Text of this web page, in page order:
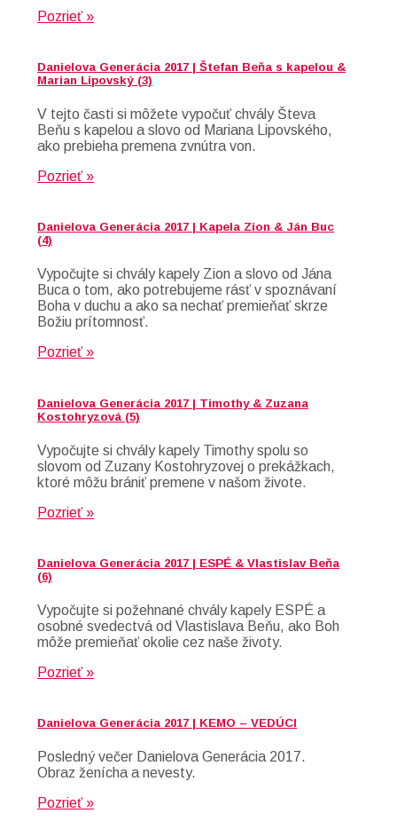
Pozrieť »
Danielova Generácia 2017 | Štefan Beňa s kapelou &
Marian Lipovský (3)
V tejto časti si môžete vypočuť chvály Števa
Beňu s kapelou a slovo od Mariana Lipovského,
ako prebieha premena zvnútra von.
Pozrieť »
Danielova Generácia 2017 | Kapela Zion & Ján Buc
(4)
Vypočujte si chvály kapely Zion a slovo od Jána
Buca o tom, ako potrebujeme rásť v spoznávaní
Boha v duchu a ako sa nechať premieňať skrze
Božiu prítomnosť.
Pozrieť »
Danielova Generácia 2017 | Timothy & Zuzana
Kostohryzová (5)
Vypočujte si chvály kapely Timothy spolu so
slovom od Zuzany Kostohryzovej o prekážkach,
ktoré môžu brániť premene v našom živote.
Pozrieť »
Danielova Generácia 2017 | ESPÉ & Vlastislav Beňa
(6)
Vypočujte si požehnané chvály kapely ESPÉ a
osobné svedectvá od Vlastislava Beňu, ako Boh
môže premieňať okolie cez naše životy.
Pozrieť »
Danielova Generácia 2017 | KEMO – VEDÚCI
Posledný večer Danielova Generácia 2017.
Obraz ženícha a nevesty.
Pozrieť »